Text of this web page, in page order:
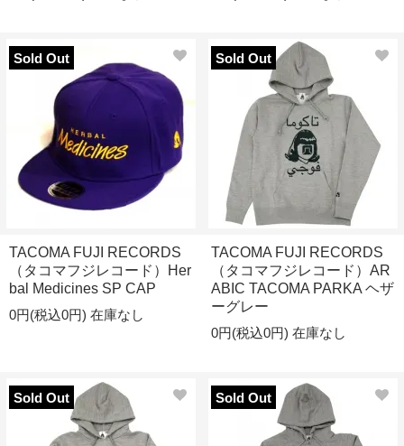
Sold Out
TACOMA FUJI RECORDS
（タコマフジレコード）Her
bal Medicines SP CAP
0円(税込0円) 在庫なし
Sold Out
TACOMA FUJI RECORDS
（タコマフジレコード）AR
ABIC TACOMA PARKA ヘザ
ーグレー
0円(税込0円) 在庫なし
Sold Out Sold Out